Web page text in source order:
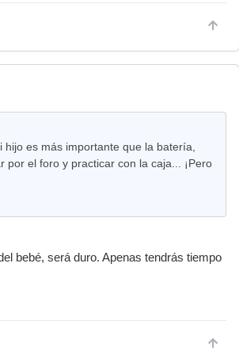
es más importante que la batería,
el foro y practicar con la caja... ¡Pero
bebé, será duro. Apenas tendrás tiempo